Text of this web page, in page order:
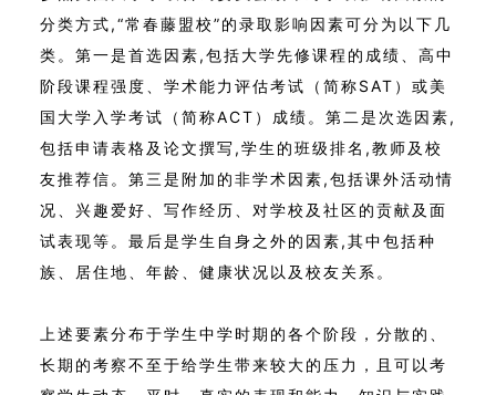
分类方式,“常春藤盟校”的录取影响因素可分为以下几
类。第一是首选因素,包括大学先修课程的成绩、高中
阶段课程强度、学术能力评估考试（简称SAT）或美
国大学入学考试（简称ACT）成绩。第二是次选因素,
包括申请表格及论文撰写,学生的班级排名,教师及校
友推荐信。第三是附加的非学术因素,包括课外活动情
况、兴趣爱好、写作经历、对学校及社区的贡献及面
试表现等。最后是学生自身之外的因素,其中包括种
族、居住地、年龄、健康状况以及校友关系。
上述要素分布于学生中学时期的各个阶段，分散的、
长期的考察不至于给学生带来较大的压力，且可以考